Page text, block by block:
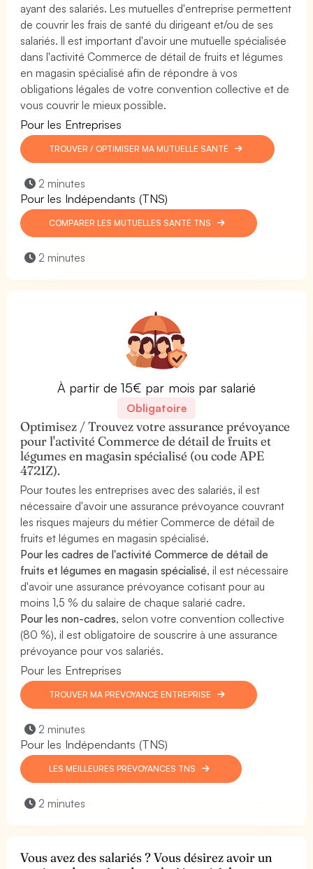
ayant des salariés. Les mutuelles d'entreprise permettent
de couvrir les frais de santé du dirigeant et/ou de ses
salariés. Il est important d'avoir une mutuelle spécialisée
dans l'activité Commerce de détail de fruits et légumes
en magasin spécialisé afin de répondre à vos
obligations légales de votre convention collective et de
vous couvrir le mieux possible.
Pour les Entreprises
TROUVER / OPTIMISER MA MUTUELLE SANTÉ
2 minutes
Pour les Indépendants (TNS)
COMPARER LES MUTUELLES SANTÉ TNS
2 minutes
À partir de 15€ par mois par salarié
Obligatoire
Optimisez / Trouvez votre assurance prévoyance
pour l'activité Commerce de détail de fruits et
légumes en magasin spécialisé (ou code APE
4721Z).
Pour toutes les entreprises avec des salariés, il est
nécessaire d'avoir une assurance prévoyance couvrant
les risques majeurs du métier Commerce de détail de
fruits et légumes en magasin spécialisé.
Pour les cadres de l'activité Commerce de détail de
fruits et légumes en magasin spécialisé, il est nécessaire
d'avoir une assurance prévoyance cotisant pour au
moins 1,5 % du salaire de chaque salarié cadre.
Pour les non-cadres, selon votre convention collective
(80 %), il est obligatoire de souscrire à une assurance
prévoyance pour vos salariés.
Pour les Entreprises
TROUVER MA PRÉVOYANCE ENTREPRISE
2 minutes
Pour les Indépendants (TNS)
LES MEILLEURES PRÉVOYANCES TNS
2 minutes
Vous avez des salariés ? Vous désirez avoir un